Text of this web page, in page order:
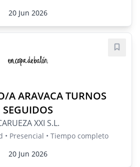
20 Jun 2026
A ARAVACA TURNOS
SEGUIDOS
XXI S.L.
• Presencial • Tiempo completo
20 Jun 2026